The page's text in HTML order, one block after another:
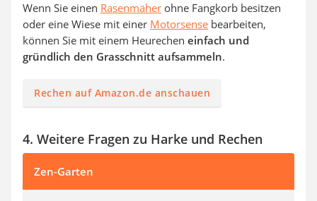
Wenn Sie einen Rasenmäher ohne Fangkorb besitzen
oder eine Wiese mit einer Motorsense bearbeiten,
können Sie mit einem Heurechen einfach und
gründlich den Grasschnitt aufsammeln.
Rechen auf Amazon.de anschauen
4. Weitere Fragen zu Harke und Rechen
Zen-Garten